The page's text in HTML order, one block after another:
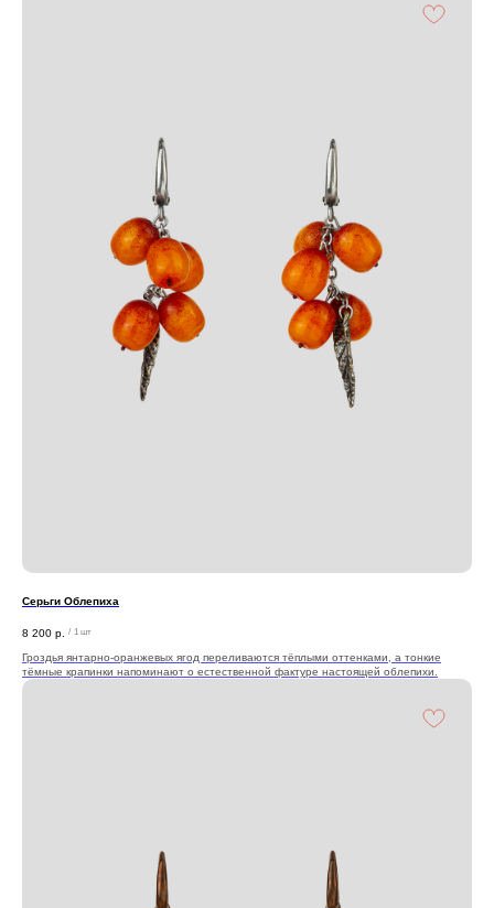
Серьги Облепиха
8 200 р. / 1 шт
Гроздья янтарно‑оранжевых ягод переливаются тёплыми оттенками, а тонкие
тёмные крапинки напоминают о естественной фактуре настоящей облепихи.